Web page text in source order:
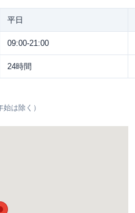
平日
09:00-21:00
24時間
は除く）